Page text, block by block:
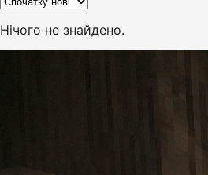
Нічого не знайдено.